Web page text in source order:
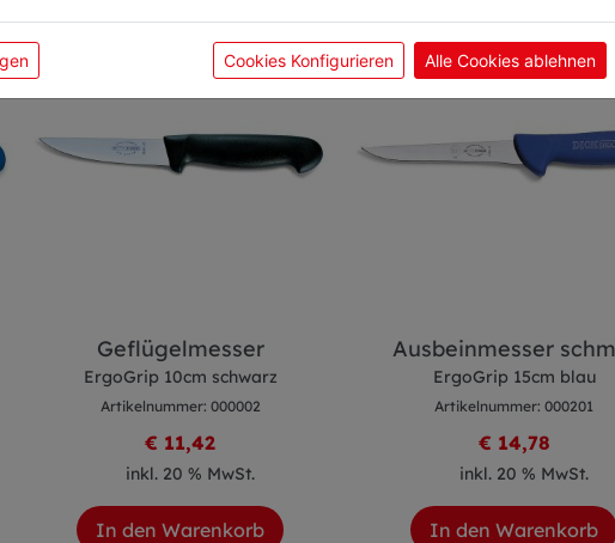
Geflügelmesser
ErgoGrip 10cm schwarz
Artikelnummer: 000002
€ 11,42
inkl. 20 % MwSt.
In den Warenkorb
Ausbeinmesser
ErgoGrip 15cm blau
Artikelnummer: 000201
€ 14,78
inkl. 20 % MwSt.
In den Warenkorb
Cookies Konfigurieren Alle Cookies ablehnen